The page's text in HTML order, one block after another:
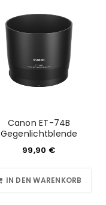
Canon ET-74B
Gegenlichtblende
99,90 €
IN DEN WARENKORB